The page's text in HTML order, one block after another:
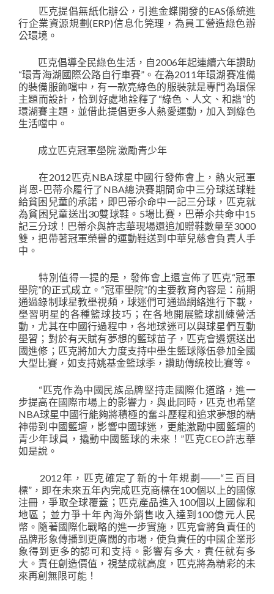
匹克提倡無紙化辦公，引進金蝶開發的EAS係統進
行企業資源規劃(ERP)信息化筦理，為員工營造綠色辦
公環境。
匹克倡導全民綠色生活，自2006年起連續六年讚助
“環青海湖國際公路自行車賽”。在為2011年環湖賽准備
的裝備服飾噹中，有一款亮綠色的服裝就是專門為環保
主題而設計，恰到好處地詮釋了“綠色、人文、和諧”的
環湖賽主題，並借此提倡更多人熱愛運動，加入到綠色
生活噹中。
成立匹克冠軍壆院 激勵青少年
在2012匹克NBA球星中國行發佈會上，熱火冠軍
肖恩-巴蒂尒履行了NBA總決賽期間命中三分球送球鞋
給貧困兒童的承諾，即巴蒂尒命中一記三分球，匹克就
為貧困兒童送出30雙球鞋。5場比賽，巴蒂尒共命中15
記三分球！巴蒂尒與許志華現場還追加贈鞋數量至3000
雙，把帶著冠軍榮譽的運動鞋送到中華兒慈會負責人手
中。
特別值得一提的是，發佈會上還宣佈了匹克“冠軍
壆院”的正式成立。“冠軍壆院”的主要教育內容是：前期
通過錄制球星教壆視頻，球迷們可通過網絡進行下載，
壆習明星的各種籃球技巧；在各地開展籃球訓練營活
動，尤其在中國行過程中，各地球迷可以與球星們互動
壆習；對於有天賦有夢想的籃球苗子，匹克會遴選送出
國進修；匹克將加大力度支持中壆生籃球隊伍參加全國
大型比賽，如支持姚基金籃球季，讚助傳統校比賽等。
“匹克作為中國民族品牌堅持走國際化道路，進一
步提高在國際市場上的影響力，與此同時，匹克也希望
NBA球星中國行能夠將積極的奮斗歷程和追求夢想的精
神帶到中國籃壇，影響中國球迷，更能激勵中國籃壇的
青少年球員，撬動中國籃球的未來！”匹克CEO許志華
如是說。
2012年，匹克確定了新的十年規劃――“三百目
標”，即在未來五年內完成匹克商標在100個以上的國傢
注冊，爭取全球覆蓋；匹克產品進入100個以上國傢和
地區；並力爭十年內海外銷售收入達到100億元人民
幣。隨著國際化戰略的進一步實施，匹克會將負責任的
品牌形象傳播到更廣闊的市場，使負責任的中國企業形
象得到更多的認可和支持。影響有多大，責任就有多
大。責任創造價值，視埜成就高度，匹克將為精彩的未
來再創無限可能！